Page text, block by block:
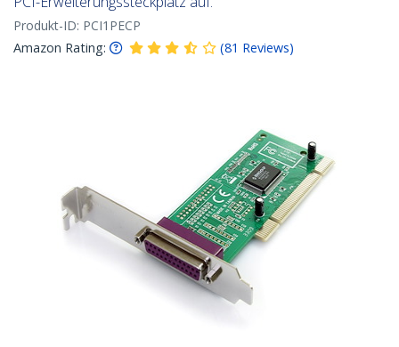
Produkt-ID: PCI1PECP
Amazon Rating:
(81 Reviews)